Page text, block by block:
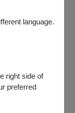
language.
right side of
preferred